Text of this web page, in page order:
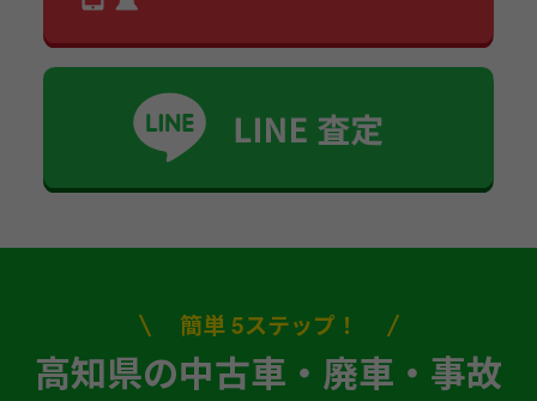
簡単 5ステップ！
高知県の中古車・廃車・事故